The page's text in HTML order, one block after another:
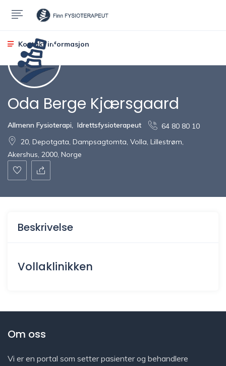
Kontakt informasjon
Oda Berge Kjærsgaard
Allmenn Fysioterapi Idrettsfysioterapeut
64 80 80 10
20, Depotgata, Dampsagtomta, Volla, Lillestrøm,
Akershus, 2000, Norge
Beskrivelse
Vollaklinikken
Om oss
Vi er en portal som setter pasienter og behandlere